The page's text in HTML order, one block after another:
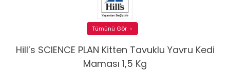
Hill’s SCIENCE PLAN Kitten Tavuklu Yavru Kedi
Maması 1,5 Kg
Tümünü Gör